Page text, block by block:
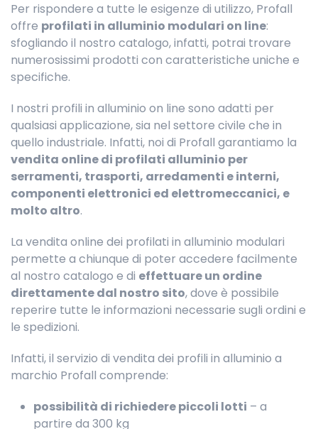
Per rispondere a tutte le esigenze di utilizzo, Profall
offre profilati in alluminio modulari on line:
sfogliando il nostro catalogo, infatti, potrai trovare
numerosissimi prodotti con caratteristiche uniche e
specifiche.
I nostri profili in alluminio on line sono adatti per
qualsiasi applicazione, sia nel settore civile che in
quello industriale. Infatti, noi di Profall garantiamo la
vendita online di profilati alluminio per
serramenti, trasporti, arredamenti e interni,
componenti elettronici ed elettromeccanici, e
molto altro.
La vendita online dei profilati in alluminio modulari
permette a chiunque di poter accedere facilmente
al nostro catalogo e di effettuare un ordine
direttamente dal nostro sito, dove è possibile
reperire tutte le informazioni necessarie sugli ordini e
le spedizioni.
Infatti, il servizio di vendita dei profili in alluminio a
marchio Profall comprende:
possibilità di richiedere piccoli lotti – a
partire da 300 kg